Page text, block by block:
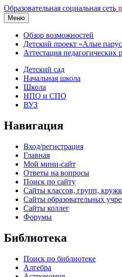
Образовательная социальная сеть
Меню
Обзор возможностей
Детский проект «Алые
Аттестация педагогических
Детский сад
Начальная школа
Школа
НПО и СПО
ВУЗ
Навигация
Вход/регистрация
Главная
Мой мини-сайт
Ответы на вопросы
Поиск по сайту
Сайты классов, групп,
Сайты образовательных
Сайты коллег
Форумы
Библиотека
Поиск по библиотеке
Алгебра